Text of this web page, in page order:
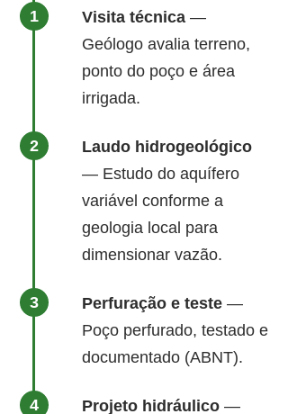
Visita técnica —
Geólogo avalia terreno,
ponto do poço e área
irrigada.
Laudo hidrogeológico
— Estudo do aquífero
variável conforme a
geologia local para
dimensionar vazão.
Perfuração e teste —
Poço perfurado, testado e
documentado (ABNT).
Projeto hidráulico —